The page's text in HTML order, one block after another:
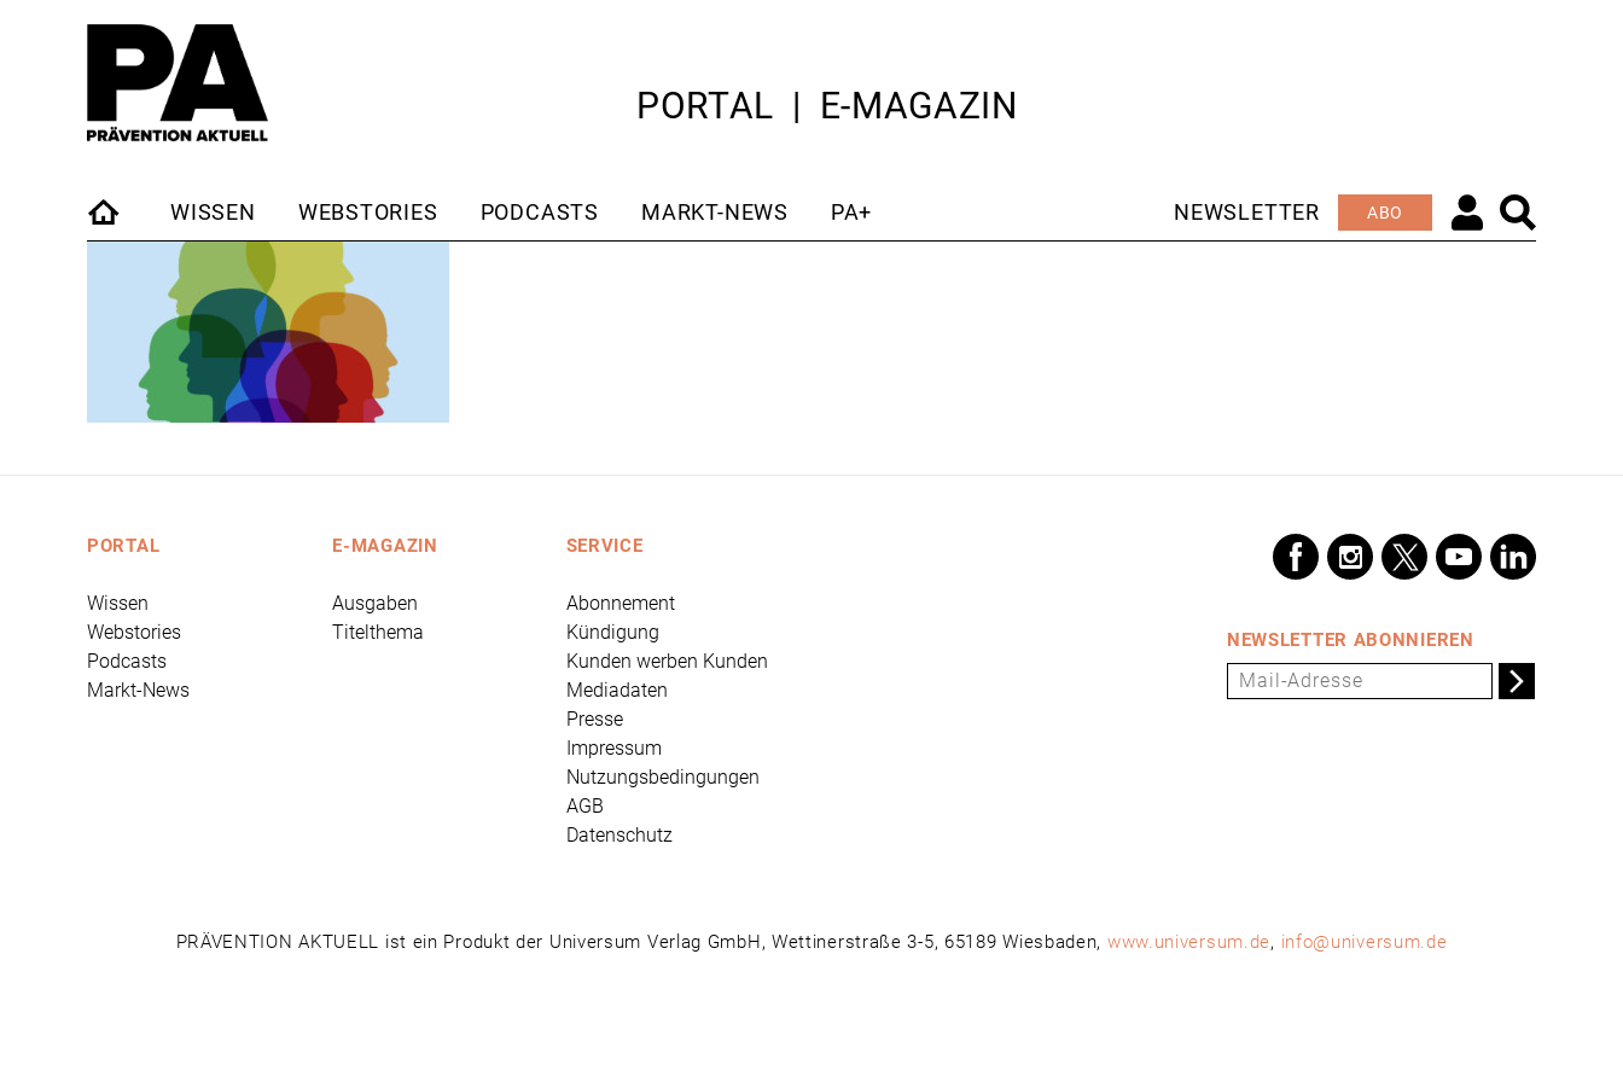
PORTAL E-MAGAZIN
STARTSEITE
WISSEN WEBSTORIES PODCASTS MARKT-NEWS PA+ NEWSLETTER ABO
PORTAL
Wissen
Webstories
Podcasts
Markt-News
E-MAGAZIN
Ausgaben
Titelthema
SERVICE
Abonnement
Kündigung
Kunden werben Kunden
Mediadaten
Presse
Impressum
Nutzungsbedingungen
AGB
Datenschutz
NEWSLETTER ABONNIEREN
PRÄVENTION AKTUELL ist ein Produkt der Universum Verlag GmbH, Wettinerstraße 3-5, 65189 Wiesbaden, www.universum.de, info@universum.de